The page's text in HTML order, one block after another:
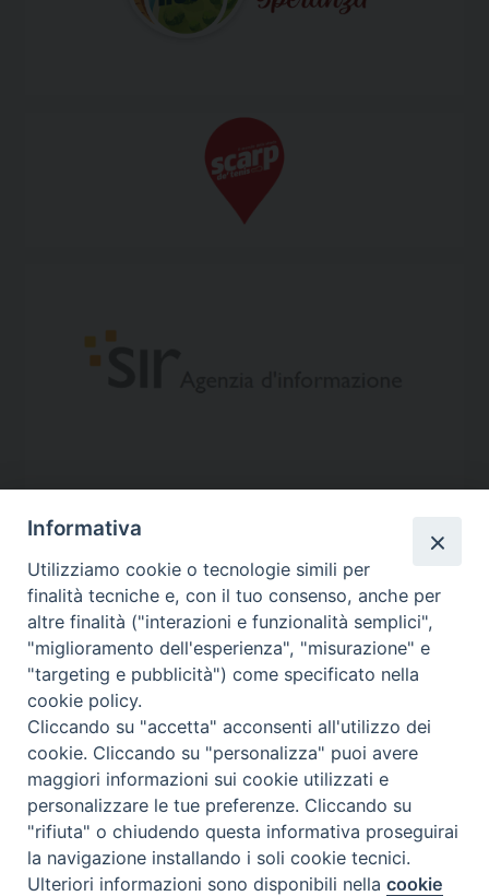
Contatti
Via Aurelia 796
00165 – Roma
tel: +39 06 661 771
email: segreteria@caritas.it
Informativa
Utilizziamo cookie o tecnologie simili per
finalità tecniche e, con il tuo consenso, anche per
altre finalità ("interazioni e funzionalità semplici",
"miglioramento dell'esperienza", "misurazione" e
"targeting e pubblicità") come specificato nella
cookie policy.
Cliccando su "accetta" acconsenti all'utilizzo dei
cookie. Cliccando su "personalizza" puoi avere
maggiori informazioni sui cookie utilizzati e
personalizzare le tue preferenze. Cliccando su
"rifiuta" o chiudendo questa informativa proseguirai
la navigazione installando i soli cookie tecnici.
Ulteriori informazioni sono disponibili nellacookie